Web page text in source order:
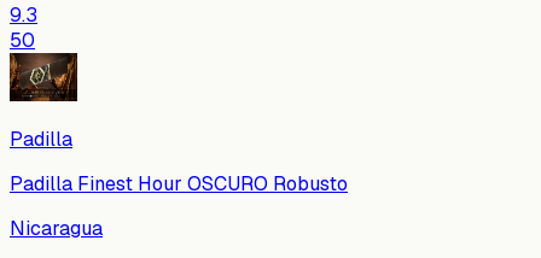
9.3
50
Padilla
Padilla Finest Hour OSCURO Robusto
Nicaragua